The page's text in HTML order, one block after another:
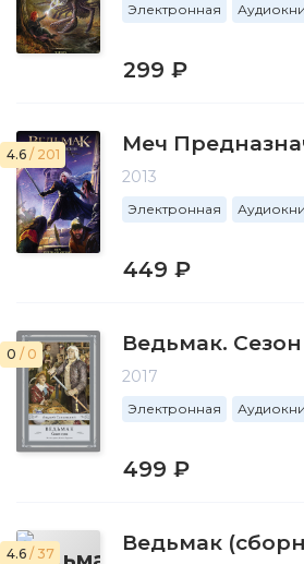
Электронная
299 ₽
4.6 / 201 Меч
2013
Электронная
449 ₽
0 / 0 Ведьмак.
2017
Электронная
499 ₽
4.6 / 37 Ведьмак